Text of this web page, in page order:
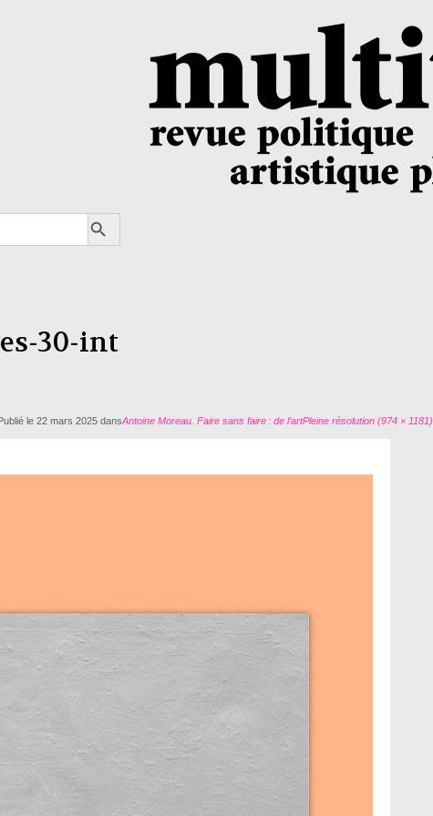
Search Button
30-int
le 22 mars 2025dansAntoine Moreau. Faire sans faire : de l’artPleine résolution (974 × 1181)